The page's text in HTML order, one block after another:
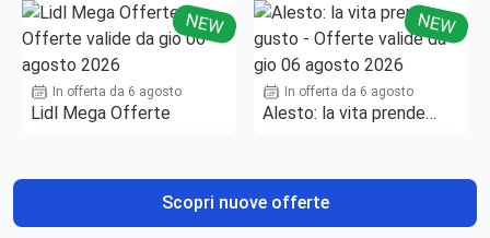
NEW
In offerta da 6 agosto
Lidl Mega Offerte
NEW
In offerta da 6 agosto
Alesto: la vita prende
Scopri nuove offerte